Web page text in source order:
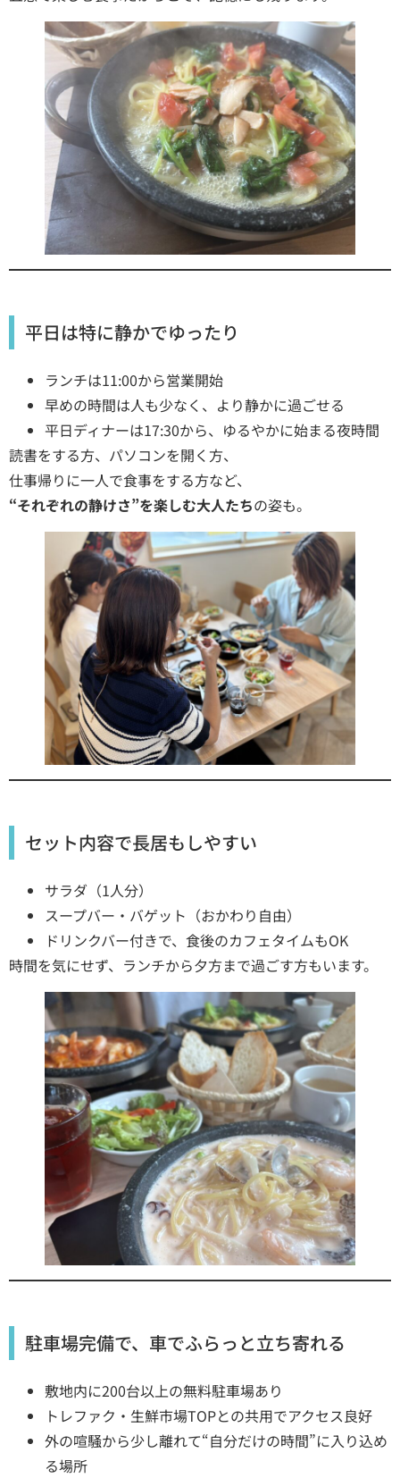
平日は特に静かでゆったり
ランチは11:00から営業開始
早めの時間は人も少なく、より静かに過ごせる
平日ディナーは17:30から、ゆるやかに始まる夜時間
読書をする方、パソコンを開く方、
仕事帰りに一人で食事をする方など、
“それぞれの静けさ”を楽しむ大人たちの姿も。
セット内容で長居もしやすい
サラダ（1人分）
スープバー・バゲット（おかわり自由）
ドリンクバー付きで、食後のカフェタイムもOK
時間を気にせず、ランチから夕方まで過ごす方もいます。
駐車場完備で、車でふらっと立ち寄れる
敷地内に200台以上の無料駐車場あり
トレファク・生鮮市場TOPとの共用でアクセス良好
外の喧騒から少し離れて“自分だけの時間”に入り込め
る場所